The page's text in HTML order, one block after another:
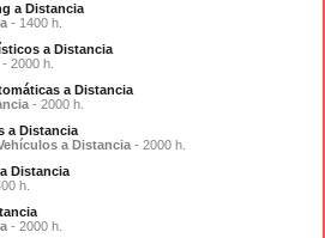
a Distancia
- 1400 h.
a Distancia
- 2000 h.
a Distancia
- 2000 h.
a Distancia
a Distancia - 2000 h.
Distancia
h.
- 2000 h.